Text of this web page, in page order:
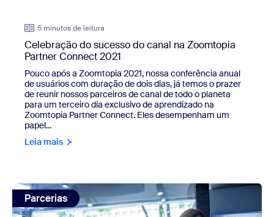
5 minutos de leitura
Celebração do sucesso do canal na Zoomtopia
Partner Connect 2021
Pouco após a Zoomtopia 2021, nossa conferência anual
de usuários com duração de dois dias, já temos o prazer
de reunir nossos parceiros de canal de todo o planeta
para um terceiro dia exclusivo de aprendizado na
Zoomtopia Partner Connect. Eles desempenham um
papel...
Leia mais
view: Parcerias que impulsionam a transformação da
Parcerias